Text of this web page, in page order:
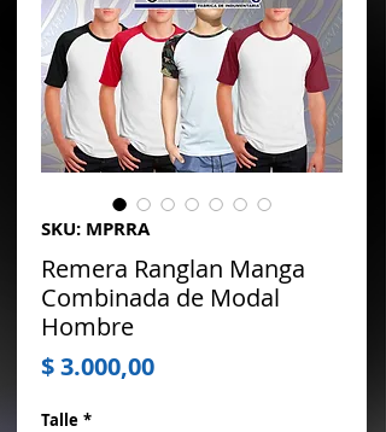
SKU: MPRRA
Remera Ranglan Manga
Combinada de Modal
Hombre
$ 3.000,00Precio
Talle *